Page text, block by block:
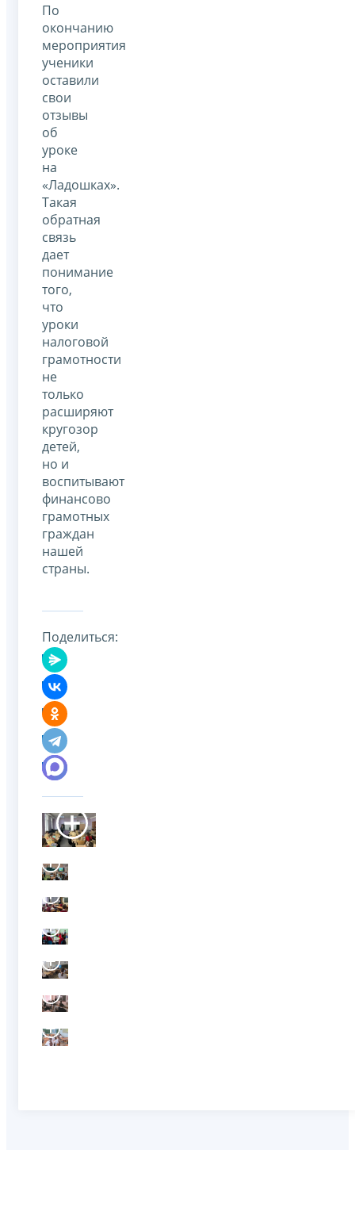
По
окончанию
мероприятия
ученики
оставили
свои
отзывы
об
уроке
на
«Ладошках».
Такая
обратная
связь
дает
понимание
того,
что
уроки
налоговой
грамотности
не
только
расширяют
кругозор
детей,
но и
воспитывают
финансово
грамотных
граждан
нашей
страны.
Поделиться: